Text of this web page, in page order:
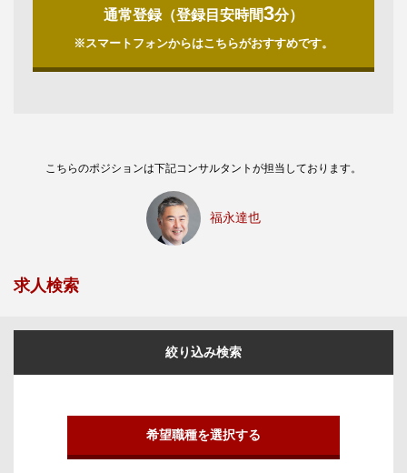
通常登録（登録目安時間3分）
※スマートフォンからはこちらがおすすめです。
こちらのポジションは下記コンサルタントが担当しております。
福永達也
求人検索
絞り込み検索
希望職種を選択する